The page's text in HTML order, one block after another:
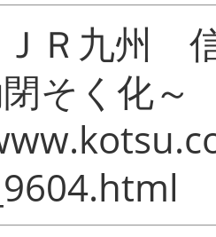
Ｒ九州 信
そく化～